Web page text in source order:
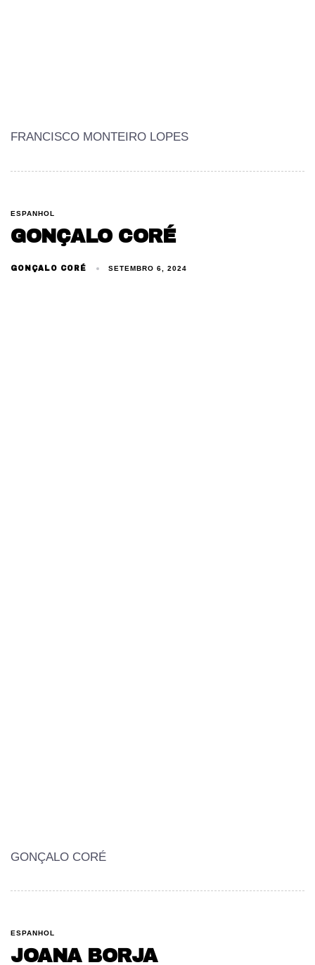
FRANCISCO MONTEIRO LOPES
ESPANHOL
GONÇALO CORÉ
GONÇALO CORÉ SETEMBRO 6, 2024
GONÇALO CORÉ
ESPANHOL
JOANA BORJA